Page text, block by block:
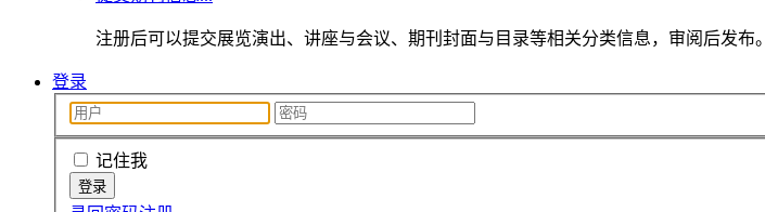
注册后可以提交展览演出、讲座与会议、期刊封面与目录等相关分类信息，审阅后发布。
登录
记住我